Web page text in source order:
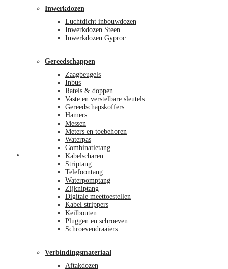
Inwerkdozen
Luchtdicht inbouwdozen
Inwerkdozen Steen
Inwerkdozen Gyproc
Gereedschappen
Zaagbeugels
Inbus
Ratels & doppen
Vaste en verstelbare sleutels
Gereedschapskoffers
Hamers
Messen
Meters en toebehoren
Waterpas
Combinatietang
Kabelscharen
Striptang
Telefoontang
Waterpomptang
Zijkniptang
Digitale meettoestellen
Kabel strippers
Keilbouten
Pluggen en schroeven
Schroevendraaiers
Verbindingsmateriaal
Aftakdozen